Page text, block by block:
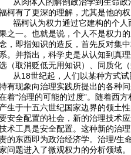
柯有了更深的理解，尤其是他的
福柯认为权力通过它建构的个人
之一。也就是说，个人不是权力
，即指知识的造反，首先反对集
系。并指出，科学史是从认知到真
（取消贬低无用知识）、同质化
从18世纪起，人们以某种方式试
有现象向治理实践所提出的各种
着“治理的可能的过度”。随着西
产生于十五六世纪国家边界的领土
安全配置的社会，新的治理技术
术工具是安全配置。这种新的治
的东西即为政治经济学。治理/生
问题进入了微观权力的分析领域。